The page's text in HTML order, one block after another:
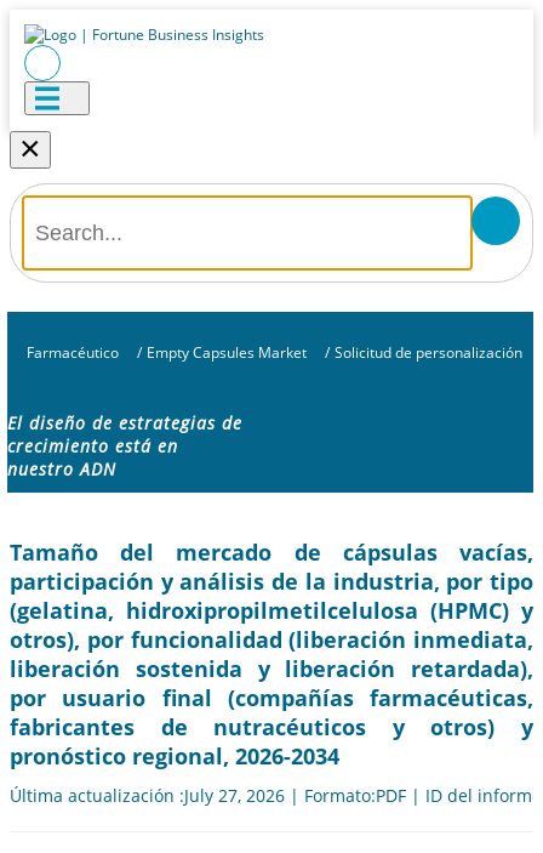
×
Farmacéutico / Empty Capsules Market / Solicitud de personalización
El diseño de estrategias de
crecimiento está en
nuestro ADN
Tamaño del mercado de cápsulas vacías,
participación y análisis de la industria, por tipo
(gelatina, hidroxipropilmetilcelulosa (HPMC) y
otros), por funcionalidad (liberación inmediata,
liberación sostenida y liberación retardada),
por usuario final (compañías farmacéuticas,
fabricantes de nutracéuticos y otros) y
pronóstico regional, 2026-2034
Última actualización :July 27, 2026 | Formato:PDF | ID del